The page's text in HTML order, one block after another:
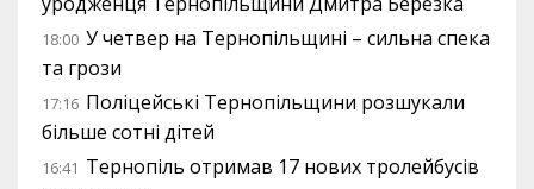
18:00 У четвер на Тернопільщині – сильна спека
та грози
17:16 Поліцейські Тернопільщини розшукали
більше сотні дітей
16:41 Тернопіль отримав 17 нових тролейбусів